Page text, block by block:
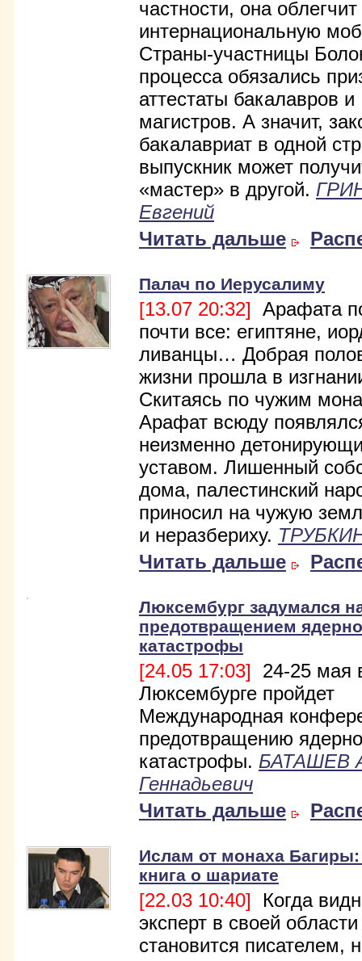
частности, она облегчит
интернациональную
Страны-участницы
процесса обязались
аттестаты бакалавров и
магистров. А значит,
бакалавриат в одной
выпускник может
«мастер» в другой.
Евгений
Читать дальше
Палач по Иерусалиму
[13.07 20:32] Арафата
почти все: египтяне,
ливанцы… Добрая
жизни прошла в
Скитаясь по чужим
Арафат всюду
неизменно
уставом. Лишенный
дома, палестинский
приносил на чужую
и неразбериху.
Читать дальше
Люксембург задумался
предотвращением
катастрофы
[24.05 17:03] 24-25 мая
Люксембурге пройдет
Международная
предотвращению
катастрофы. БАТАШЕВ
Геннадьевич
Читать дальше
Ислам от монаха
книга о шариате
[22.03 10:40] Когда
эксперт в своей области
становится писателем,